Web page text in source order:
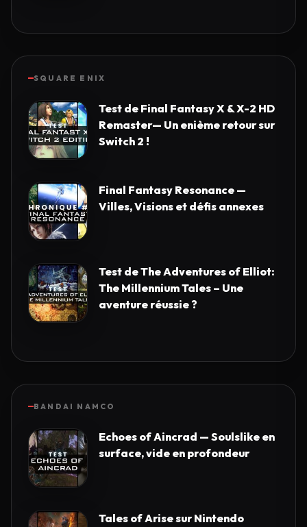
SQUARE ENIX
Test de Final Fantasy X & X-2 HD
Remaster— Un enième retour sur
Switch 2 !
Final Fantasy Resonance —
Villes, Visions et défis annexes
Test de The Adventures of Elliot:
The Millennium Tales – Une
aventure réussie ?
BANDAI NAMCO
Echoes of Aincrad — Soulslike en
surface, vide en profondeur
Tales of Arise sur Nintendo